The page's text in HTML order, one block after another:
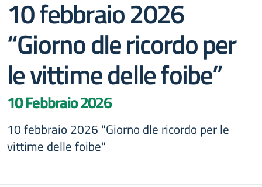
10 febbraio 2026
“Giorno dle ricordo per
le vittime delle foibe”
10 Febbraio 2026
10 febbraio 2026 "Giorno dle ricordo per le
vittime delle foibe"